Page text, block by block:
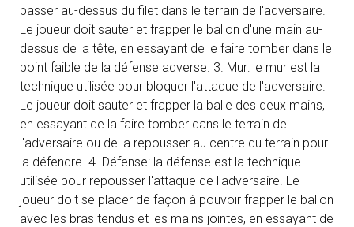
passer au-dessus du filet dans le terrain de l'adversaire.
Le joueur doit sauter et frapper le ballon d'une main au-
dessus de la tête, en essayant de le faire tomber dans le
point faible de la défense adverse. 3. Mur: le mur est la
technique utilisée pour bloquer l'attaque de l'adversaire.
Le joueur doit sauter et frapper la balle des deux mains,
en essayant de la faire tomber dans le terrain de
l'adversaire ou de la repousser au centre du terrain pour
la défendre. 4. Défense: la défense est la technique
utilisée pour repousser l'attaque de l'adversaire. Le
joueur doit se placer de façon à pouvoir frapper le ballon
avec les bras tendus et les mains jointes, en essayant de